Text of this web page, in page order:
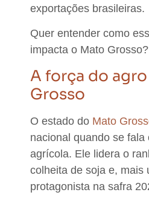
exportações brasileiras.
Quer entender como
impacta o Mato
A força do
Grosso
O estado do Mato
nacional quando se fala
agrícola. Ele lidera o
colheita de soja e, mais
protagonista na safra